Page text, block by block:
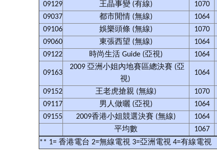
09129
王晶事變 (有線)
1070
09037
都市閒情 (無線)
1064
09106
娛樂頭條 (無線)
1070
09060
東張西望 (無線)
1064
09122
時尚生活 Guide (亞視) 1064
09163
2009 亞洲小姐內地賽區總決賽 (亞
視)
1064
09152 王老虎搶親 (無線)
1070
09117
男人做曬 (亞視)
1064
09155
2009香港小姐競選決賽 (無線)
1064
平均數
1067
** 1= 香港電台 2=無線電視 3=亞洲電視 4=有線電視